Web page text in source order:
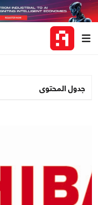
جدول المحتوى